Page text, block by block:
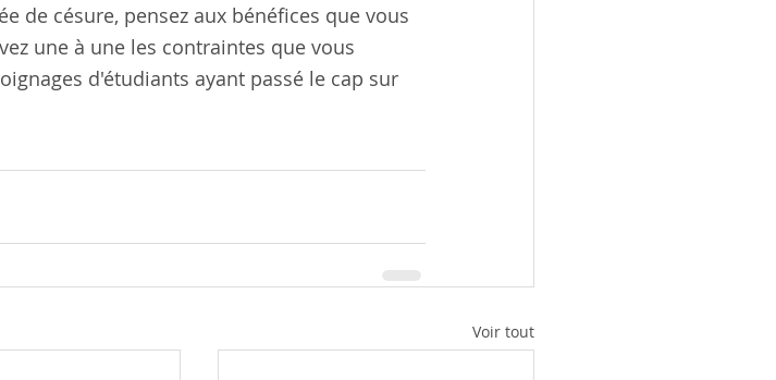
de césure, pensez aux bénéfices que vous
une à une les contraintes que vous
d'étudiants ayant passé le cap sur
Voir tout